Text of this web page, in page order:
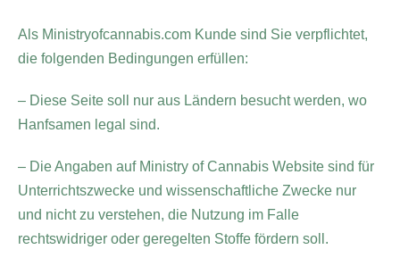
Als Ministryofcannabis.com Kunde sind Sie verpflichtet,
die folgenden Bedingungen erfüllen:
– Diese Seite soll nur aus Ländern besucht werden, wo
Hanfsamen legal sind.
– Die Angaben auf Ministry of Cannabis Website sind für
Unterrichtszwecke und wissenschaftliche Zwecke nur
und nicht zu verstehen, die Nutzung im Falle
rechtswidriger oder geregelten Stoffe fördern soll.